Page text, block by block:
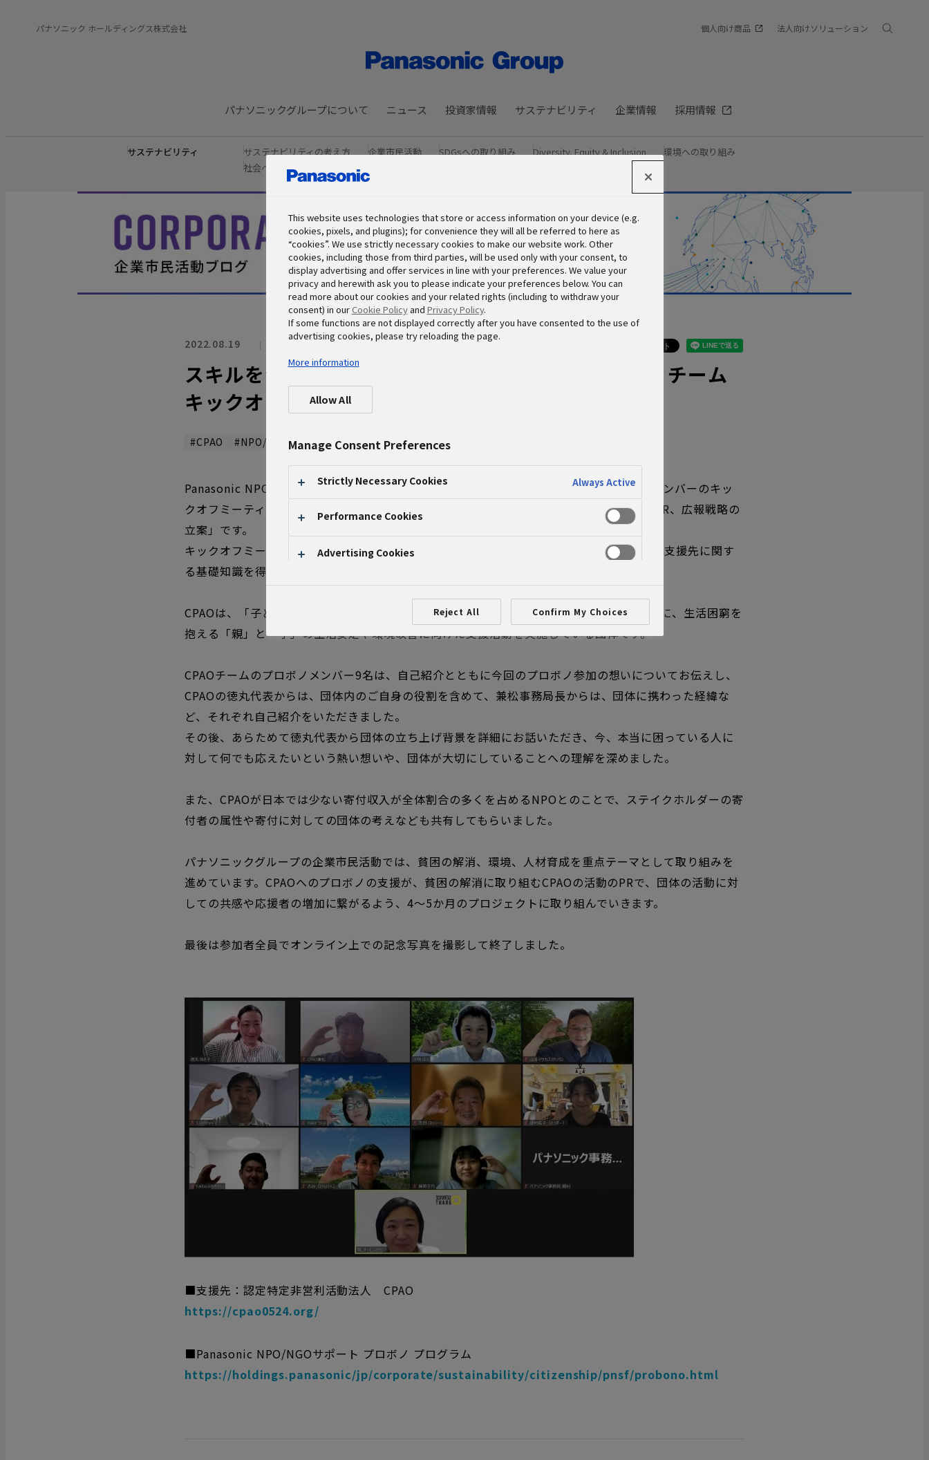
パナソニック ホールディングス株式会社
パナソニックグループについて ニュース 投資家情報 サステナビリティ 企業情報 採用情報
個人向け商品 法人向けソリューション
サステナビリティ サステナビリティの考え方 企業市民活動 SDGsへの取り組み Diversity, Equity & Inclusion
環境への取り組み
社会への取り組み
ガバナンスの取り組み
2022.08.19 NPO／NGO支援
スキルを活かしたNPO/NGO支援 プロボノ「CPAO」チーム
キックオフ
#CPAO #NPO/NGO支援 #プロボノ
Panasonic NPO/NGOサポート プロボノプログラムの今年度支援先の「 CPAO」とチームメンバーのキッ
クオフミーティングが
月6 日（火）にオンラインで実施されました。支援内容は「団体の PR、広報戦略の
立案」です。
キックオフミーティングは支援先とチームとの初顔合わせの場面であるとともに、チームが支援先に関す
る基礎知識を得て、プロジェクトの進め方に関する方向性を明確にすることが目的です。
CPAOは、「子どもの貧困」解決は、「家庭や親が抱える貧困」解消からという思いを大切に、生活困窮を
抱える「親」と「子」の生活安定や環境改善に向けた支援活動を実施している団体です。
CPAOチームのプロボノメンバー9名は、自己紹介とともに今回のプロボノ参加の想いについてお伝えし、
CPAOの徳丸代表からは、団体内のご自身の役割を含めて、兼松事務局長からは、団体に携わった経緯な
ど、それぞれ自己紹介をいただきました。
その後、あらためて徳丸代表から団体の立ち上げ背景を詳細にお話いただき、今、本当に困っている人に
対して何でも応えたいという熱い想いや、団体が大切にしていることへの理解を深めました。
また、 CPAOが日本では少ない寄付収入が全体割合の多くを占めるNPO とのことで、ステイクホルダーの寄
付者の属性や寄付に対しての団体の考えなども共有してもらいました。
パナソニックグループの企業市民活動では、貧困の解消、環境、人材育成を重点テーマとして取り組みを
進めています。 CPAOへのプロボノの支援が、貧困の解消に取り組むCPAOの活動のPRで、団体の活動に対
しての共感や応援者の増加に繋がるよう、4～5か月のプロジェクトに取り組んでいきます。
最後は参加者全員でオンライン上での記念写真を撮影して終了しました。
■支援先：認定特定非営利活動法人 CPAO
https://cpao0524.org/
■Panasonic NPO/NGOサポート プロボノ プログラム
https://holdings.panasonic/jp/corporate/sustainability/citizenship/pnsf/probono.html
This website uses technologies that store or access information on your device (e.g.
cookies, pixels, and plugins); for convenience they will all be referred to here as
“cookies”. We use strictly necessary cookies to make our website work. Other
cookies, including those from third parties, will be used only with your consent, to
display advertising and offer services in line with your preferences. We value your
privacy and herewith ask you to please indicate your preferences below. You can
read more about our cookies and your related rights (including to withdraw your
consent) in ourCookie Policyand Privacy Policy.
If some functions are not displayed correctly after you have consented to the use of
advertising cookies, please try reloading the page.
More information
Allow All
Manage Consent Preferences
Strictly Necessary Cookies Always Active
Performance Cookies
Advertising Cookies
Reject All Confirm My Choices